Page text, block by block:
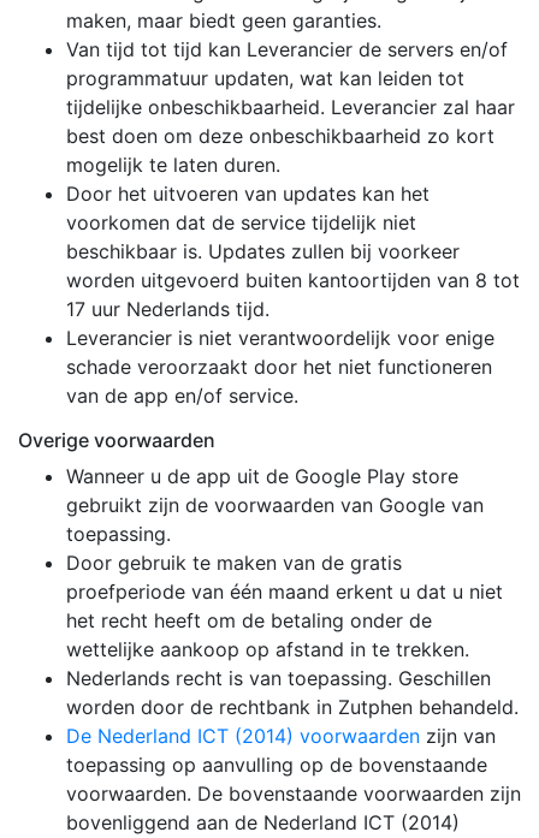
maken, maar biedt geen garanties.
Van tijd tot tijd kan Leverancier de servers en/of
programmatuur updaten, wat kan leiden tot
tijdelijke onbeschikbaarheid. Leverancier zal haar
best doen om deze onbeschikbaarheid zo kort
mogelijk te laten duren.
Door het uitvoeren van updates kan het
voorkomen dat de service tijdelijk niet
beschikbaar is. Updates zullen bij voorkeer
worden uitgevoerd buiten kantoortijden van 8 tot
17 uur Nederlands tijd.
Leverancier is niet verantwoordelijk voor enige
schade veroorzaakt door het niet functioneren
van de app en/of service.
Overige voorwaarden
Wanneer u de app uit de Google Play store
gebruikt zijn de voorwaarden van Google van
toepassing.
Door gebruik te maken van de gratis
proefperiode van één maand erkent u dat u niet
het recht heeft om de betaling onder de
wettelijke aankoop op afstand in te trekken.
Nederlands recht is van toepassing. Geschillen
worden door de rechtbank in Zutphen behandeld.
De Nederland ICT (2014) voorwaarden zijn van
toepassing op aanvulling op de bovenstaande
voorwaarden. De bovenstaande voorwaarden zijn
bovenliggend aan de Nederland ICT (2014)